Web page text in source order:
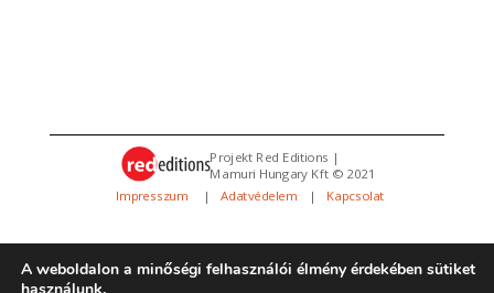
Projekt Red Editions |
Mamuri Hungary Kft © 2021
Impresszum
| Adatvédelem | Kapcsolat
A weboldalon a minőségi felhasználói élmény érdekében sütiket